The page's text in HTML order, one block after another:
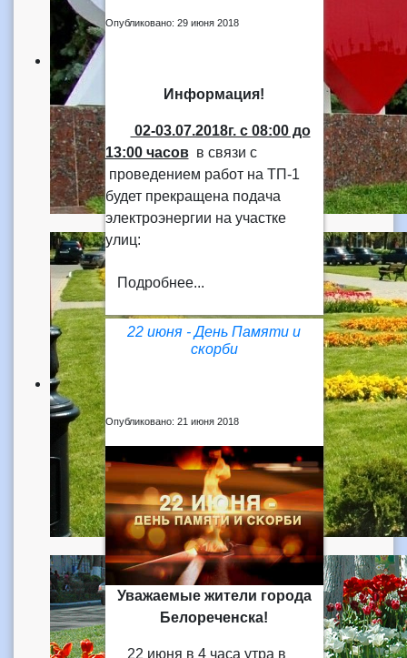
Опубликовано: 29 июня 2018
Информация!
02-03.07.2018г. с 08:00 до
13:00 часовв связи с
проведением работ на ТП-1
будет прекращена подача
электроэнергии на участке
улиц:
Подробнее...
22 июня - День Памяти и
скорби
Опубликовано: 21 июня 2018
Уважаемые жители города
Белореченска!
22 июня в 4 часа утра в